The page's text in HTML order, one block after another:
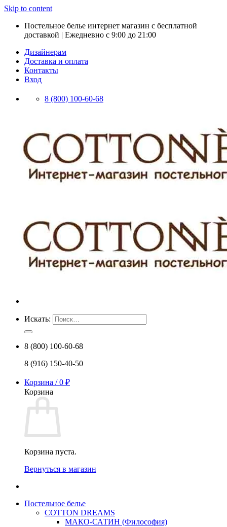
Skip to content
Постельное белье интернет магазин с бесплатной
доставкой | Ежедневно с 9:00 до 21:00
Дизайнерам
Доставка и оплата
Контакты
Вход
8 (800) 100-60-68
Искать:
8 (800) 100-60-68
8 (916) 150-40-50
Корзина /0 ₽
Корзина
Корзина пуста.
Вернуться в магазин
Постельное белье
COTTON DREAMS
МАКО-САТИН (Философия)